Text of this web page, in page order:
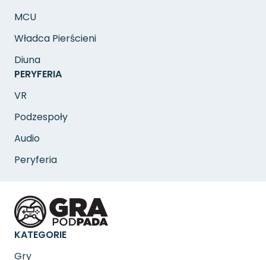
MCU
Władca Pierścieni
Diuna
PERYFERIA
VR
Podzespoły
Audio
Peryferia
KATEGORIE
Gry